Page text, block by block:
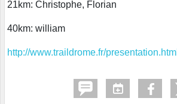
21km: Christophe, Florian
40km: william
http://www.traildrome.fr/presentation.html